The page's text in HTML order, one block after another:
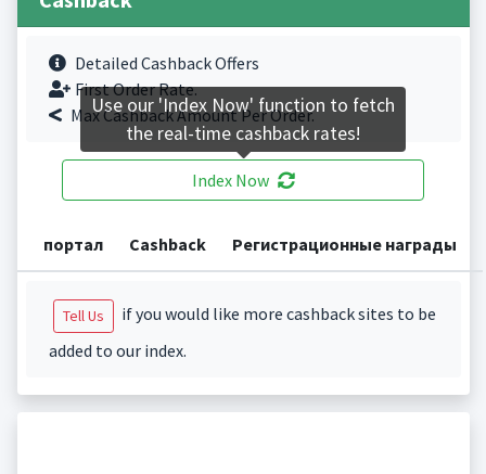
Detailed Cashback Offers
First Order Rate.
Max Cashback Amount Per Order.
Index Now
портал Cashback Регистрационные награды
Tell Us
if you would like more cashback sites to be
added to our index.
Use our 'Index Now' function to fetch
the real-time cashback rates!